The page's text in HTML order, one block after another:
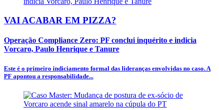
VAI ACABAR EM PIZZA?
Operação Compliance Zero: PF conclui inquérito e indicia
Vorcaro, Paulo Henrique e Tanure
Este é o primeiro indiciamento formal das lideranças envolvidas no caso. A
PF apontou a responsabilidade...